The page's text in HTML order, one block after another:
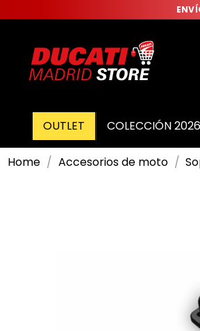
OUTLET COLECCIÓN 2026
Home Accesorios de moto